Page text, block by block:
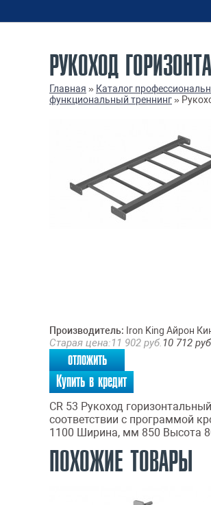
РУКОХОД
Главная » Каталог
функциональный треннинг»
Производитель: Iron King Айрон
Старая цена:11 902 руб. 10 712
отложить
Купить в кредит
CR 53 Рукоход
соответствии с программой
1100 Ширина, мм 850 Высота
ПОХОЖИЕ ТОВАРЫ